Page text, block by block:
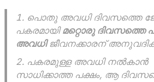
പൊതു അവധി ദിവസത്തെ
പകരമായിമറ്റൊരു ദിവസത്തെ
അവധിജീവനക്കാരന്
പകരമുള്ള അവധി നൽകാൻ
സാധിക്കാത്ത പക്ഷം, ആ